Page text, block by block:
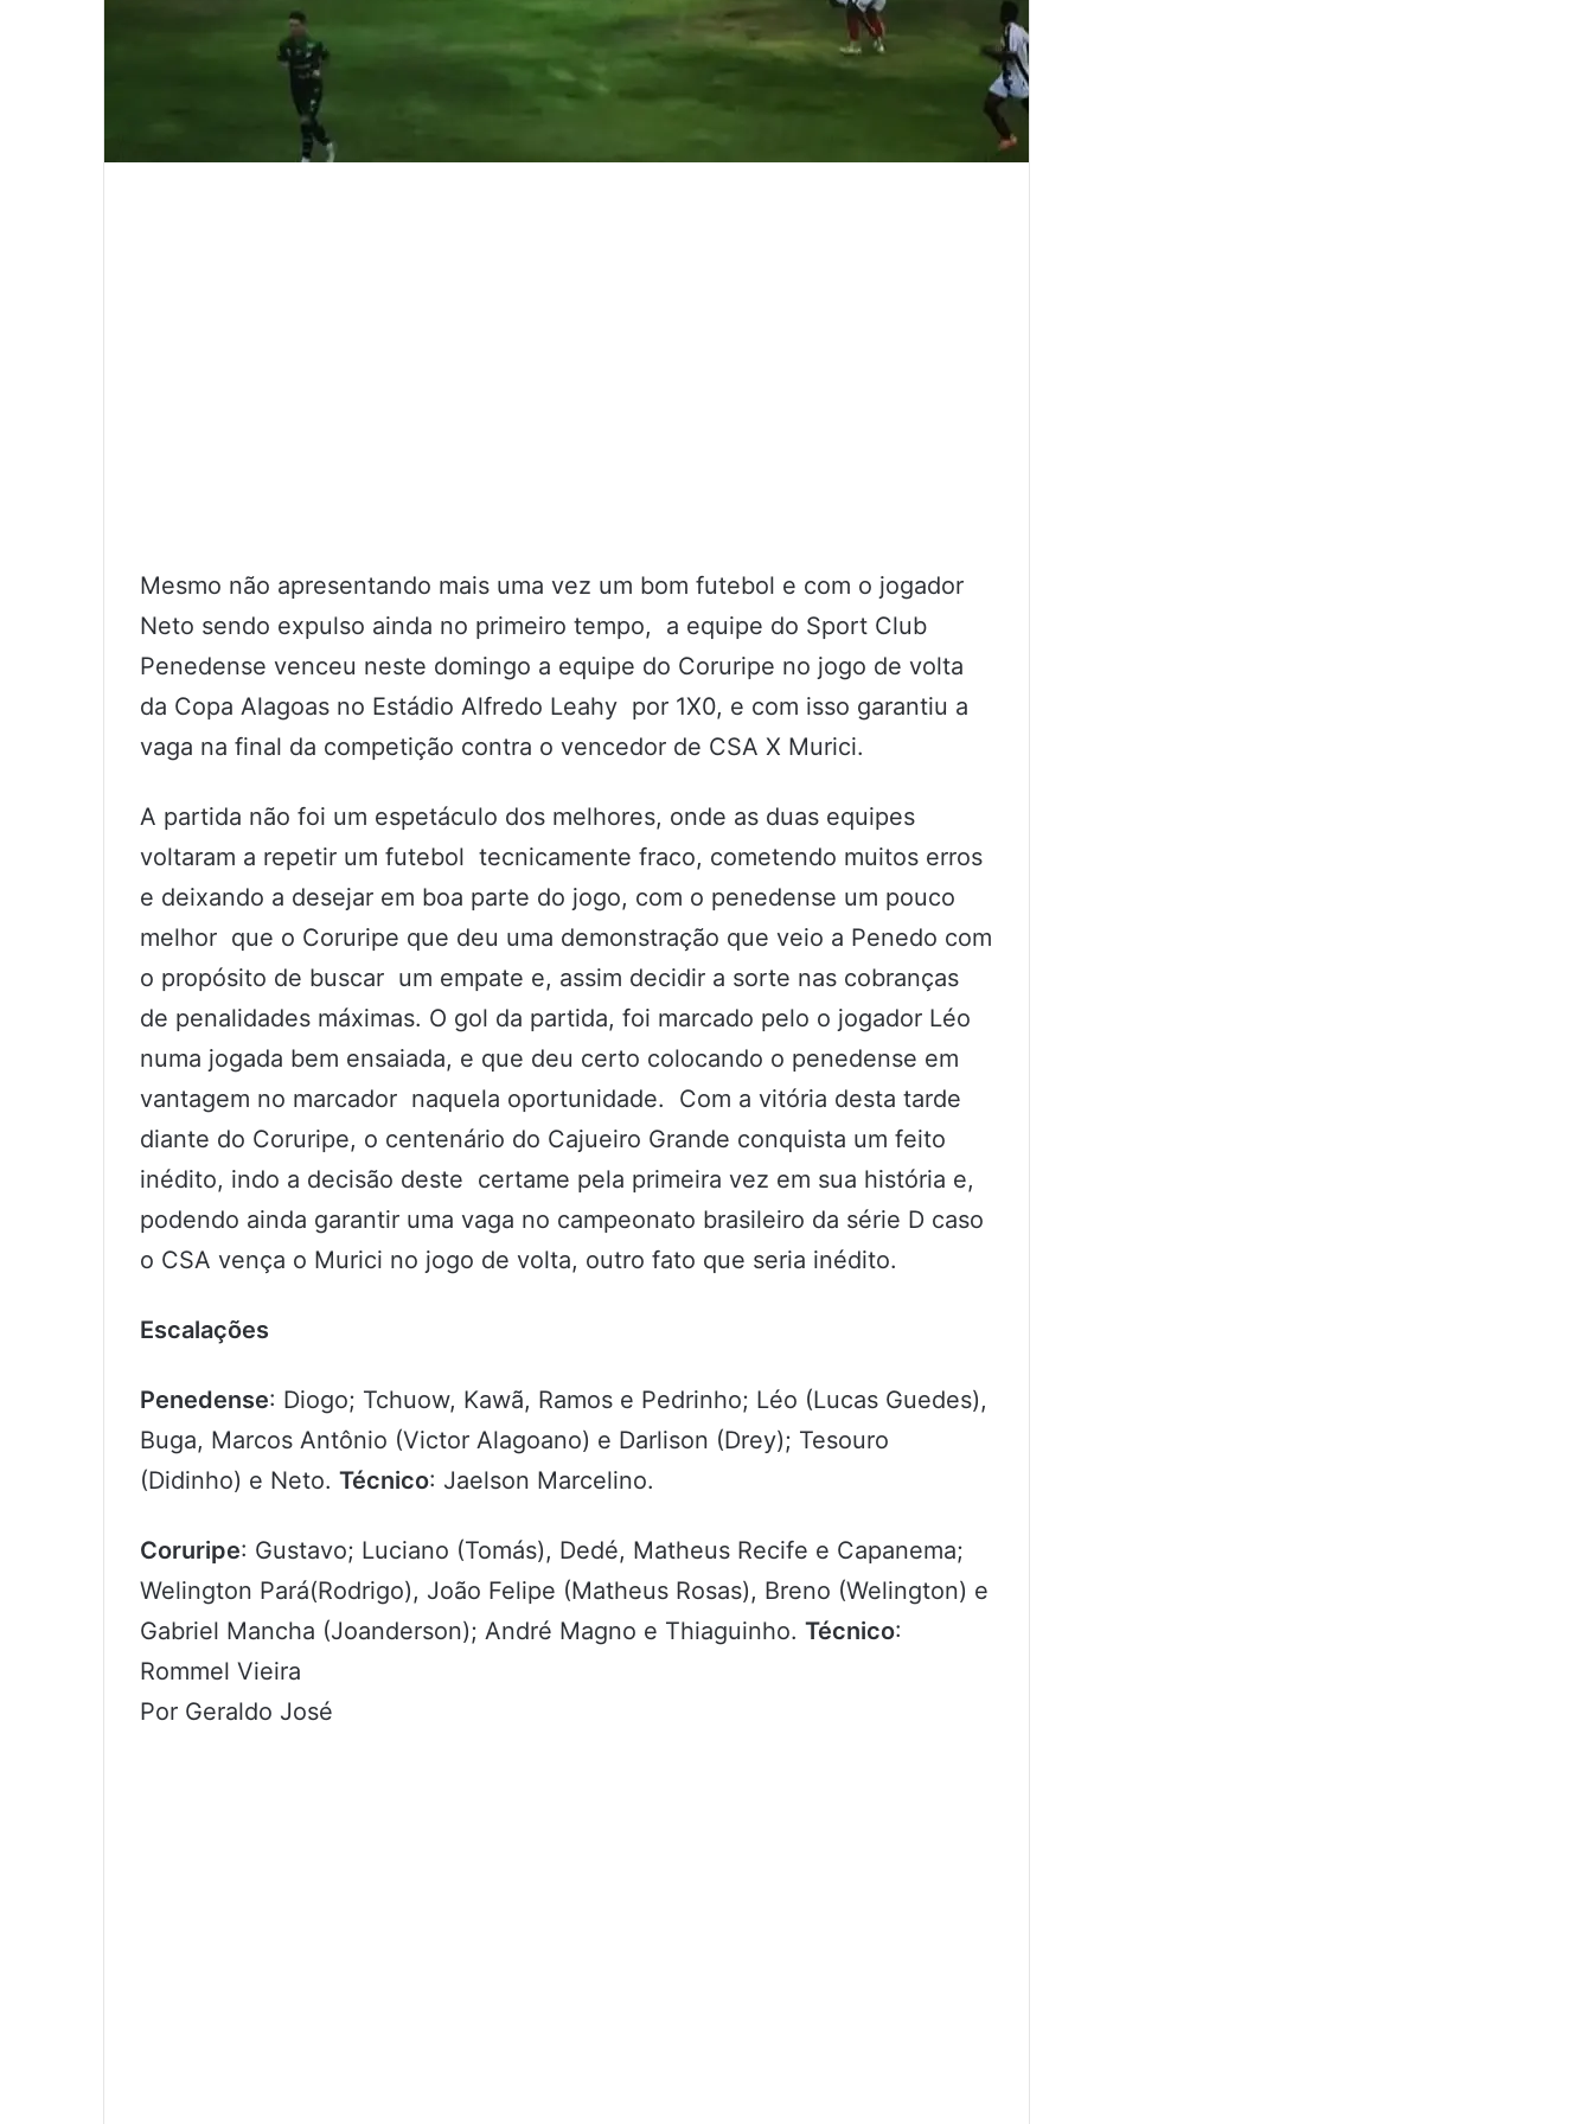
Mesmo não apresentando mais uma vez um bom futebol e com o jogador
Neto sendo expulso ainda no primeiro tempo, a equipe do Sport Club
Penedense venceu neste domingo a equipe do Coruripe no jogo de volta
da Copa Alagoas no Estádio Alfredo Leahy por 1X0, e com isso garantiu a
vaga na final da competição contra o vencedor de CSA X Murici.
A partida não foi um espetáculo dos melhores, onde as duas equipes
voltaram a repetir um futebol tecnicamente fraco, cometendo muitos erros
e deixando a desejar em boa parte do jogo, com o penedense um pouco
melhor que o Coruripe que deu uma demonstração que veio a Penedo com
o propósito de buscar um empate e, assim decidir a sorte nas cobranças
de penalidades máximas. O gol da partida, foi marcado pelo o jogador Léo
numa jogada bem ensaiada, e que deu certo colocando o penedense em
vantagem no marcador naquela oportunidade. Com a vitória desta tarde
diante do Coruripe, o centenário do Cajueiro Grande conquista um feito
inédito, indo a decisão deste certame pela primeira vez em sua história e,
podendo ainda garantir uma vaga no campeonato brasileiro da série D caso
o CSA vença o Murici no jogo de volta, outro fato que seria inédito.
Escalações
Penedense: Diogo; Tchuow, Kawã, Ramos e Pedrinho; Léo (Lucas Guedes),
Buga, Marcos Antônio (Victor Alagoano) e Darlison (Drey); Tesouro
(Didinho) e Neto. Técnico: Jaelson Marcelino.
Coruripe: Gustavo; Luciano (Tomás), Dedé, Matheus Recife e Capanema;
Welington Pará(Rodrigo), João Felipe (Matheus Rosas), Breno (Welington) e
Gabriel Mancha (Joanderson); André Magno e Thiaguinho. Técnico:
Rommel Vieira
Por Geraldo José